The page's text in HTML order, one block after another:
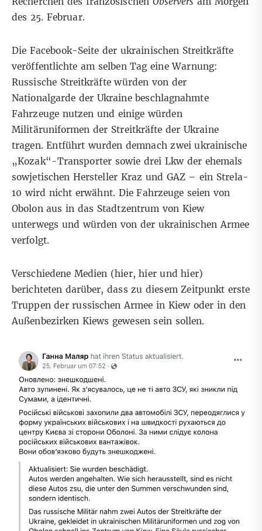
des 25. Februar.
Die Facebook-Seite der ukrainischen Streitkräfte
veröffentlichte am selben Tag eine Warnung:
Russische Streitkräfte würden von der
Nationalgarde der Ukraine beschlagnahmte
Fahrzeuge nutzen und einige würden
Militäruniformen der Streitkräfte der Ukraine
tragen. Entführt wurden demnach zwei ukrainische
„Kozak“-Transportersowie drei Lkw der ehemals
sowjetischen Hersteller Kraz und GAZ– ein Strela-
10 wird nicht erwähnt. Die Fahrzeuge seien von
Obolon aus in das Stadtzentrum von Kiew
unterwegs und würden von der ukrainischen Armee
verfolgt.
Verschiedene Medien (hier,hierundhier)
berichteten darüber, dass zu diesem Zeitpunkt erste
Truppen der russischen Armee in Kiew oder in den
Außenbezirken Kiews gewesen sein sollen.